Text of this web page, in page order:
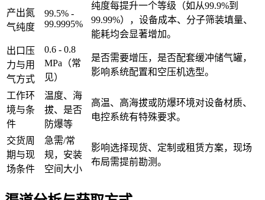
产出氮
气纯度
99.5% -
99.9995%
纯度每提升一个等级（如从99.9%到
99.99%），设备成本、分子筛装填量、
能耗均会显著增加。
出口压
力与用
气方式
0.6 - 0.8
MPa（常
见）
是否需要增压，是否配套缓冲储气罐，
影响系统配置和空压机选型。
工作环
境与条
件
温度、海
拔、是否
防爆等
高温、高海拔或防爆环境对设备材质、
电控系统有特殊要求。
交货周
期与现
场条件
急需/常
规，安装
空间大小
影响选择现货、定制或租赁方案，现场
布局需提前勘测。